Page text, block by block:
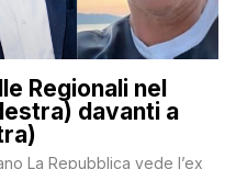
Regionali nel
davanti a
La Repubblica vede l’ex